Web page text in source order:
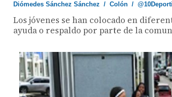
Diómedes Sánchez Sánchez /Colón /
Los jóvenes se han colocado en
ayuda o respaldo por parte de la